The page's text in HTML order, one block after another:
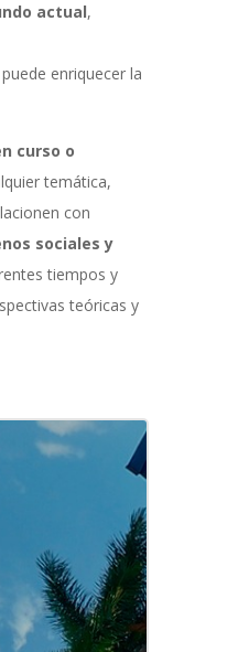
actual,
puede enriquecer la
curso o
temática,
con
sociales y
tiempos y
teóricas y